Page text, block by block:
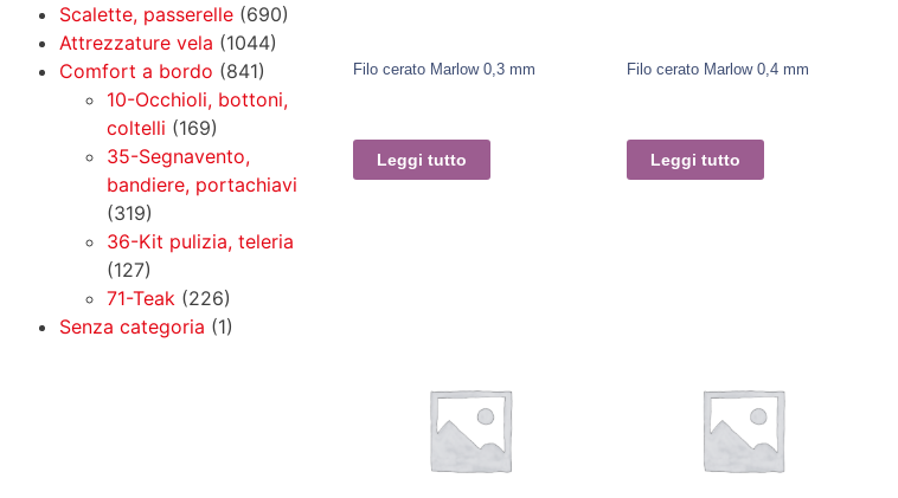
Scalette, passerelle (690)
Attrezzature vela (1044)
Comfort a bordo (841)
10-Occhioli, bottoni,
coltelli (169)
35-Segnavento,
bandiere, portachiavi
(319)
36-Kit pulizia, teleria
(127)
71-Teak (226)
Senza categoria (1)
Filo cerato Marlow 0,3 mm
Leggi tutto
Filo cerato Marlow 0,4 mm
Leggi tutto